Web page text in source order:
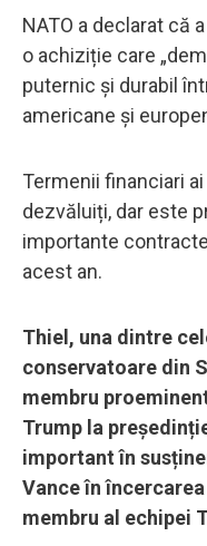
NATO a declarat că
o achiziție care
puternic și durabil
americane și
Termenii financiari
dezvăluiți, dar este
importante
acest an.
Thiel, una dintre
conservatoare din
membru
Trump la
important în
Vance în
membru al echipei